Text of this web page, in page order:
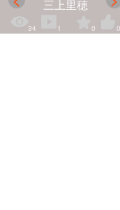
三上里穂
34 1 0 0